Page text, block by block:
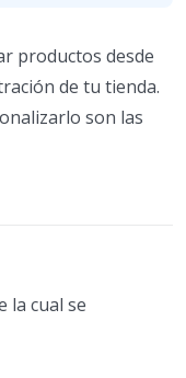
productos desde
de tu tienda.
son las
la cual se